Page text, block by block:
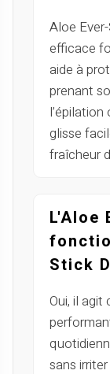
Aloe
efficace
aide à
prenant
glisse
fraîcheur
L'Aloe
Stick
Oui, il agit
sans